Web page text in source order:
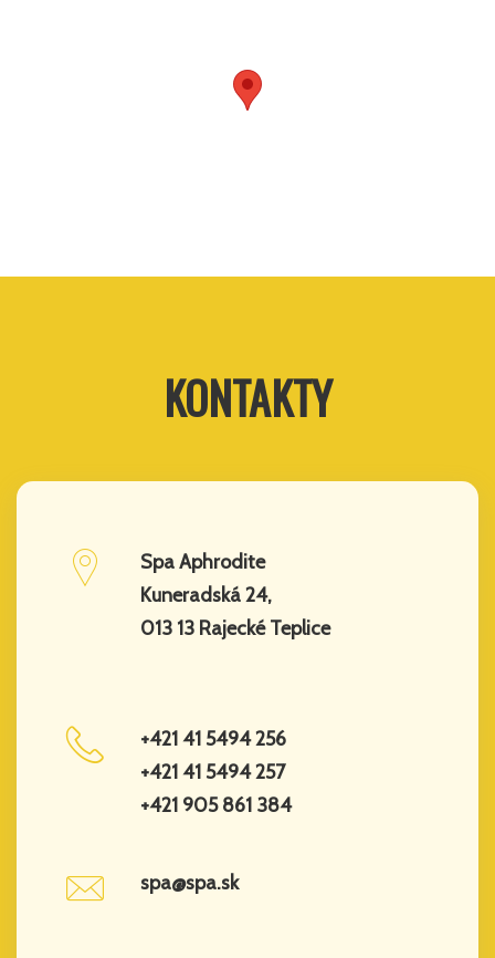
KONTAKTY
Spa Aphrodite
Kuneradská 24,
013 13 Rajecké Teplice
+421 41 5494 256
+421 41 5494 257
+421 905 861 384
spa@spa.sk